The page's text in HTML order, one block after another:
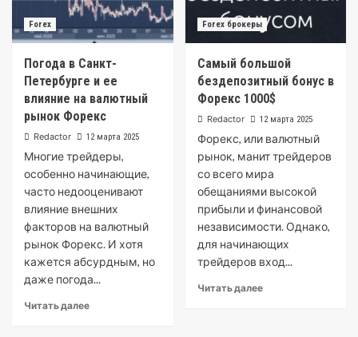
Forex
Погода в Санкт-
Петербурге и ее
влияние на валютный
рынок Форекс
Redactor 12 марта 2025
Многие трейдеры,
особенно начинающие,
часто недооценивают
влияние внешних
факторов на валютный
рынок Форекс. И хотя
кажется абсурдным, но
даже погода...
Читать далее
Forex брокеры
Самый большой
бездепозитный бонус в
Форекс 1000$
Redactor 12 марта 2025
Форекс, или валютный
рынок, манит трейдеров
со всего мира
обещаниями высокой
прибыли и финансовой
независимости. Однако,
для начинающих
трейдеров вход...
Читать далее